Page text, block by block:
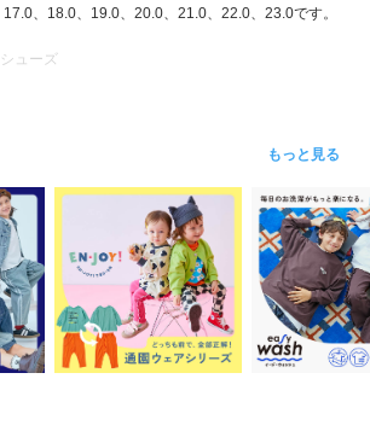
、18.0、19.0、20.0、21.0、22.0、23.0です。
シューズ
もっと見る